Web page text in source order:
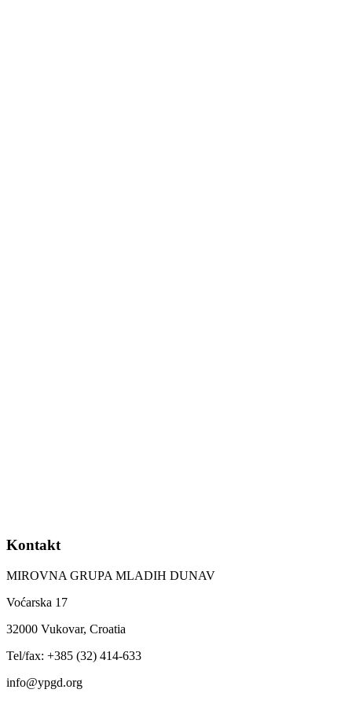
Kontakt
MIROVNA GRUPA MLADIH DUNAV
Voćarska 17
32000 Vukovar, Croatia
Tel/fax: +385 (32) 414-633
info@ypgd.org